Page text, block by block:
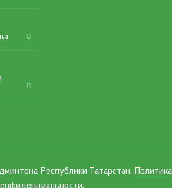
Республики Татарстан. Политика
.